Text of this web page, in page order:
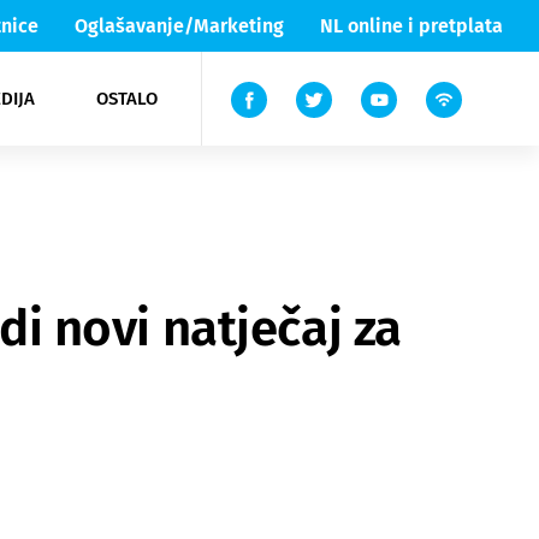
Oglašavanje/Marketing NL online i pretplata
OSTALO
Lika & Senj
TV
novi natječaj za